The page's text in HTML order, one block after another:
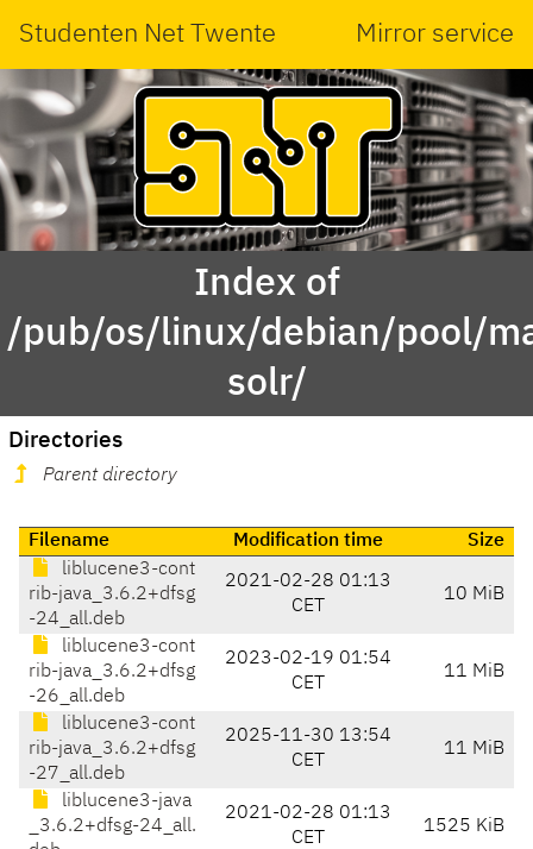
Studenten Net Twente Mirror service
Index of
/pub/os/linux/debian/pool/
solr/
Directories
Parent directory
Filename Modification time
Size
liblucene3-cont
rib-java_3.6.2+dfsg
-24_all.deb
2021-02-28 01:13
CET
10 MiB
liblucene3-cont
rib-java_3.6.2+dfsg
-26_all.deb
2023-02-19 01:54
CET
11 MiB
liblucene3-cont
rib-java_3.6.2+dfsg
-27_all.deb
2025-11-30 13:54
CET
11 MiB
liblucene3-java
_3.6.2+dfsg-24_all.
2021-02-28 01:13
CET
1525 KiB